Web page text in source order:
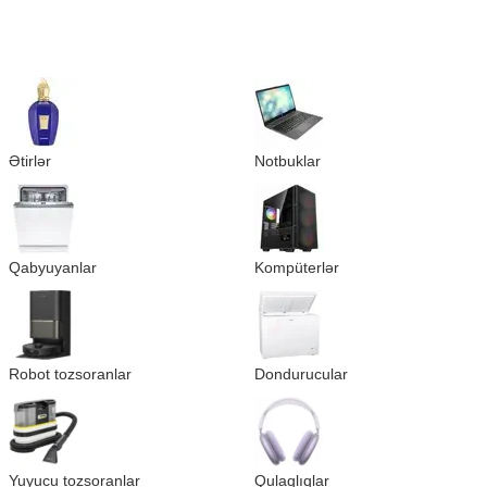
Ətirlər Notbuklar
Qabyuyanlar Kompüterlər
Robot tozsoranlar Dondurucular
Yuyucu tozsoranlar Qulaqlıqlar